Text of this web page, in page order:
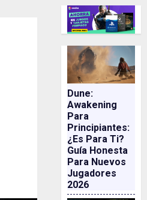
Dune:
Awakening
Para
Principiantes:
¿es Para Ti?
Guía Honesta
Para Nuevos
Jugadores
2026